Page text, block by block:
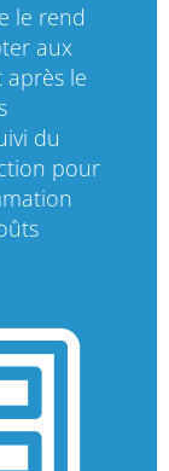
le rend
aux
le
du
pour